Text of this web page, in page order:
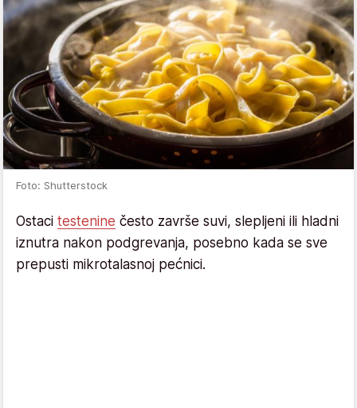
Foto: Shutterstock
Ostaci testenine često završe suvi, slepljeni ili hladni
iznutra nakon podgrevanja, posebno kada se sve
prepusti mikrotalasnoj pećnici.